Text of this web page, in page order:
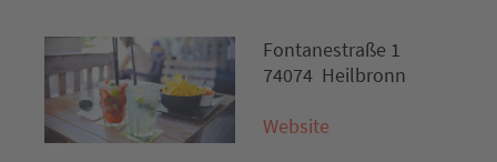
Fontanestraße 1
74074 Heilbronn
Website